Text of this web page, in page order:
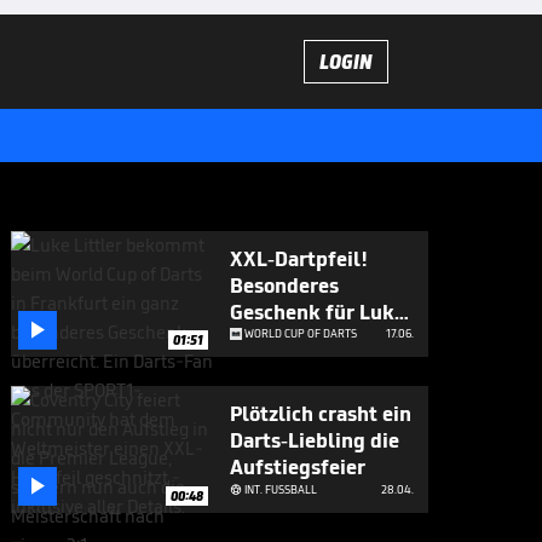
LOGIN
 01:51
XXL-Dartpfeil!
Besonderes
Geschenk für Luke
Littler
WORLD CUP OF DARTS 17.06.
 00:48
Plötzlich crasht ein
Darts-Liebling die
Aufstiegsfeier
 INT. FUSSBALL 28.04.